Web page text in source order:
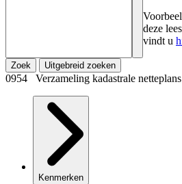
deze
vindt u
Zoek Uitgebreid zoeken
0954 Verzameling kadastrale
Kenmerken